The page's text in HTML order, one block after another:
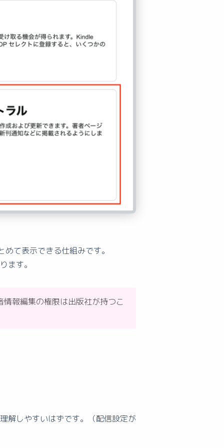
て表示できる仕組みです。
ます。
情報編集の権限は出版社が持つこ
解しやすいはずです。（配信設定が